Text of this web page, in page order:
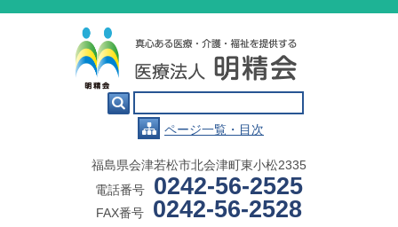
 ページ一覧・目次
福島県会津若松市北会津町東小松2335
電話番号
0242-56-2525
FAX番号 0242-56-2528